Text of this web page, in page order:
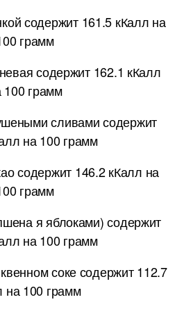
содержит 161.5 кКалл на
грамм
содержит 162.1 кКалл
100 грамм
сливами содержит
на 100 грамм
содержит 146.2 кКалл на
грамм
я яблоками) содержит
на 100 грамм
соке содержит 112.7
на 100 грамм